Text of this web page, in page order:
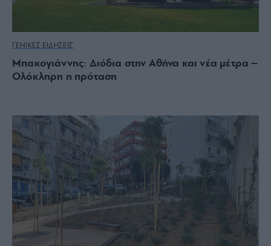
ΓΕΝΙΚΕΣ ΕΙΔΗΣΕΙΣ
Μπακογιάννης: Διόδια στην Αθήνα και νέα μέτρα –
Ολόκληρη η πρόταση